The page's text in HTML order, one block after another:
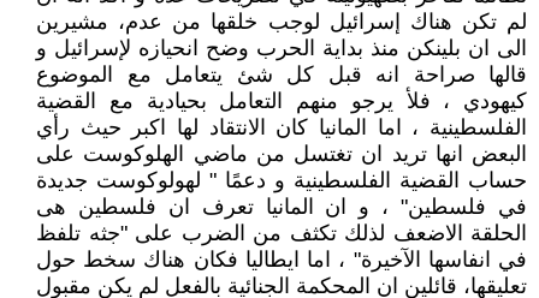
لم تكن هناك إسرائيل لوجب خلقها من عدم، مشيرين
الى ان بلينكن منذ بداية الحرب وضح انحيازه لإسرائيل و
قالها صراحة انه قبل كل شئ يتعامل مع الموضوع
كيهودي ، فلأ يرجو منهم التعامل بحيادية مع القضية
الفلسطينية ، اما المانيا كان الانتقاد لها اكبر حيث رأي
البعض انها تريد ان تغتسل من ماضي الهلوكوست على
حساب القضية الفلسطينية و دعمًا " لهولوكوست جديدة
في فلسطين" ، و ان المانيا تعرف ان فلسطين هى
الحلقة الاضعف لذلك تكثف من الضرب على "جثه تلفظ
في انفاسها الآخيرة" ، اما ايطاليا فكان هناك سخط حول
تعليقها، قائلين ان المحكمة الجنائية بالفعل لم يكن مقبول